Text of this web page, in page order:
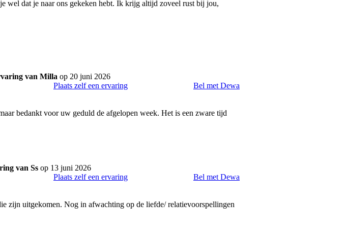
wel dat je naar ons gekeken hebt. Ik krijg altijd zoveel rust bij jou,
van Milla op 20 juni 2026
Plaats zelf een ervaring
Bel met Dewa
bedankt voor uw geduld de afgelopen week. Het is een zware tijd
van Ss op 13 juni 2026
Plaats zelf een ervaring
Bel met Dewa
zijn uitgekomen. Nog in afwachting op de liefde/ relatievoorspellingen